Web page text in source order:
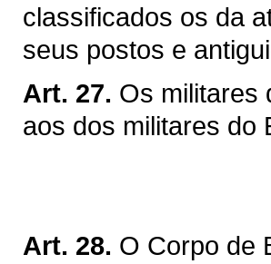
classificados os da
seus postos e
Art. 27. Os militares
aos dos militares do
Art. 28. O Corpo de